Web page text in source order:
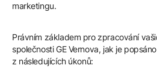
marketingu.
Právním základem pro zpracování
společnosti GE Vernova, jak je
z následujících úkonů: